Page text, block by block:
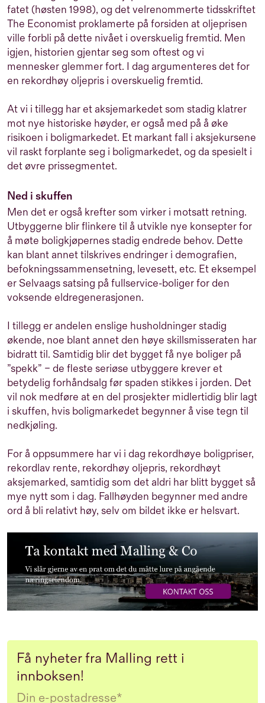
fatet (høsten 1998), og det velrenommerte tidsskriftet
The Economist proklamerte på forsiden at oljeprisen
ville forbli på dette nivået i overskuelig fremtid. Men
igjen, historien gjentar seg som oftest og vi
mennesker glemmer fort. I dag argumenteres det for
en rekordhøy oljepris i overskuelig fremtid.
At vi i tillegg har et aksjemarkedet som stadig klatrer
mot nye historiske høyder, er også med på å øke
risikoen i boligmarkedet. Et markant fall i aksjekursene
vil raskt forplante seg i boligmarkedet, og da spesielt i
det øvre prissegmentet.
Ned i skuffen
Men det er også krefter som virker i motsatt retning.
Utbyggerne blir flinkere til å utvikle nye konsepter for
å møte boligkjøpernes stadig endrede behov. Dette
kan blant annet tilskrives endringer i demografien,
befokningssammensetning, levesett, etc. Et eksempel
er Selvaags satsing på fullservice-boliger for den
voksende eldregenerasjonen.
I tillegg er andelen enslige husholdninger stadig
økende, noe blant annet den høye skillsmisseraten har
bidratt til. Samtidig blir det bygget få nye boliger på
”spekk” – de fleste seriøse utbyggere krever et
betydelig forhåndsalg før spaden stikkes i jorden. Det
vil nok medføre at en del prosjekter midlertidig blir lagt
i skuffen, hvis boligmarkedet begynner å vise tegn til
nedkjøling.
For å oppsummere har vi i dag rekordhøye boligpriser,
rekordlav rente, rekordhøy oljepris, rekordhøyt
aksjemarked, samtidig som det aldri har blitt bygget så
mye nytt som i dag. Fallhøyden begynner med andre
ord å bli relativt høy, selv om bildet ikke er helsvart.
Få nyheter fra Malling rett i
innboksen!
Email